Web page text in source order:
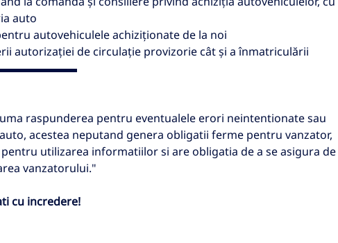
auto
autovehiculele achiziționate de la noi
autorizației de circulație provizorie cât și a înmatriculării
raspunderea pentru eventualele erori neintentionate sau
acestea neputand genera obligatii ferme pentru vanzator,
utilizarea informatiilor si are obligatia de a se asigura de
vanzatorului."
cu incredere!